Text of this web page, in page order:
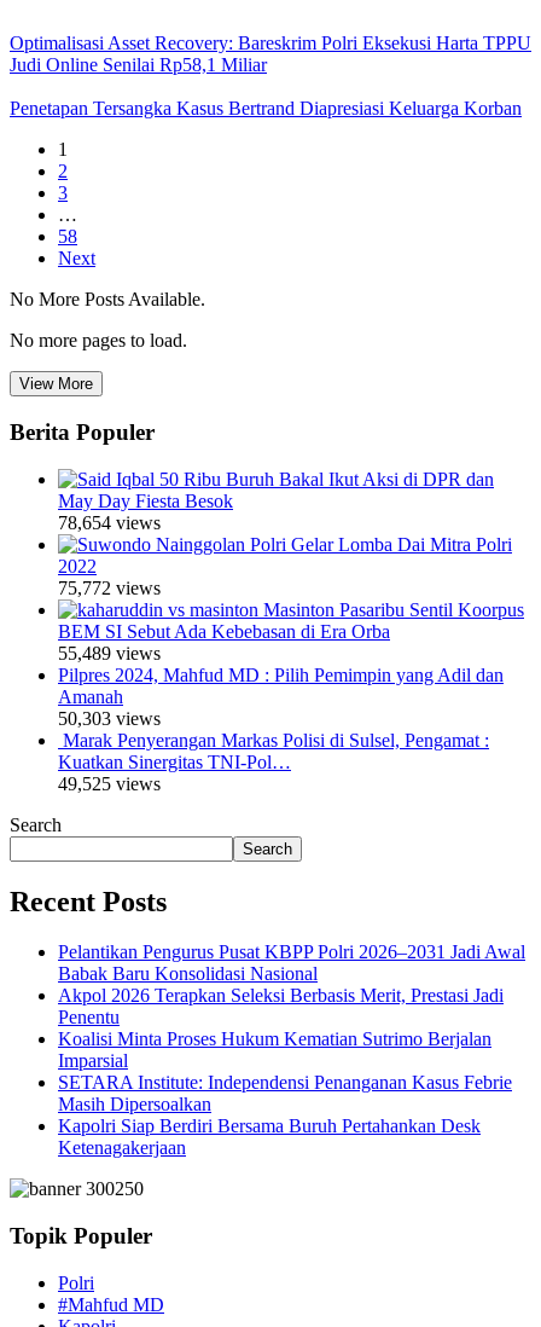
Optimalisasi Asset Recovery: Bareskrim Polri Eksekusi Harta TPPU
Judi Online Senilai Rp58,1 Miliar
Penetapan Tersangka Kasus Bertrand Diapresiasi Keluarga Korban
1
2
3
…
58
Next
No More Posts Available.
No more pages to load.
View More
Berita Populer
50 Ribu Buruh Bakal Ikut Aksi di DPR dan
May Day Fiesta Besok
78,654 views
Polri Gelar Lomba Dai Mitra Polri
2022
75,772 views
Masinton Pasaribu Sentil Koorpus
BEM SI Sebut Ada Kebebasan di Era Orba
55,489 views
Pilpres 2024, Mahfud MD : Pilih Pemimpin yang Adil dan
Amanah
50,303 views
Marak Penyerangan Markas Polisi di Sulsel, Pengamat :
Kuatkan Sinergitas TNI-Pol…
49,525 views
Search
Search
Recent Posts
Pelantikan Pengurus Pusat KBPP Polri 2026–2031 Jadi Awal
Babak Baru Konsolidasi Nasional
Akpol 2026 Terapkan Seleksi Berbasis Merit, Prestasi Jadi
Penentu
Koalisi Minta Proses Hukum Kematian Sutrimo Berjalan
Imparsial
SETARA Institute: Independensi Penanganan Kasus Febrie
Masih Dipersoalkan
Kapolri Siap Berdiri Bersama Buruh Pertahankan Desk
Ketenagakerjaan
Topik Populer
Polri
#Mahfud MD